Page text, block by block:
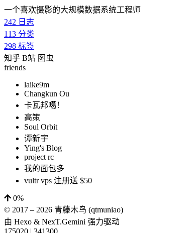
一个喜欢摄影的大规模数据系统工程师
242 日志
113 分类
298 标签
知乎 B站 图虫
friends
laike9m
Changkun Ou
卡瓦邦噶！
高策
Soul Orbit
谭新宇
Ying's Blog
project rc
我的面包多
vultr vps 注册送 $50
0%
© 2017 – 2026 青藤木鸟 (qtmuniao)
由 Hexo & NexT.Gemini 强力驱动
175020 | 341300